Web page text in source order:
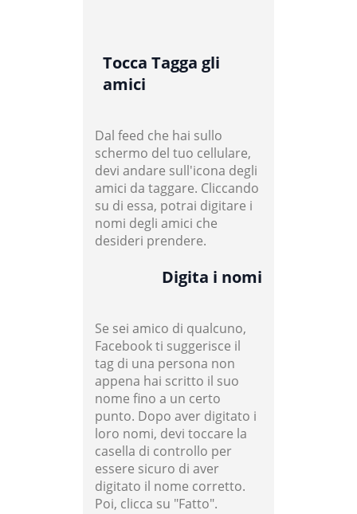
Tocca Tagga gli
amici
Dal feed che hai sullo
schermo del tuo cellulare,
devi andare sull'icona degli
amici da taggare. Cliccando
su di essa, potrai digitare i
nomi degli amici che
desideri prendere.
Digita i nomi
Se sei amico di qualcuno,
Facebook ti suggerisce il
tag di una persona non
appena hai scritto il suo
nome fino a un certo
punto. Dopo aver digitato i
loro nomi, devi toccare la
casella di controllo per
essere sicuro di aver
digitato il nome corretto.
Poi, clicca su "Fatto".